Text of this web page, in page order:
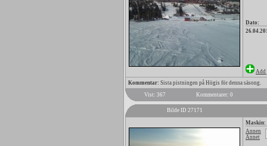
Dato:
Add
Kommentar: Sista pistningen på Högis för denna säsong.
Vist: 367
Kommentarer: 0
Bilde ID 27171
Maskin:
Annen
Annet